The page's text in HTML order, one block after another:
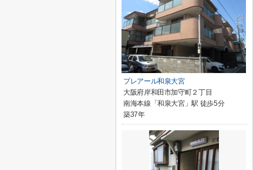
プレアール和泉大宮
大阪府岸和田市加守町２丁目
南海本線「和泉大宮」駅 徒歩5分
築37年